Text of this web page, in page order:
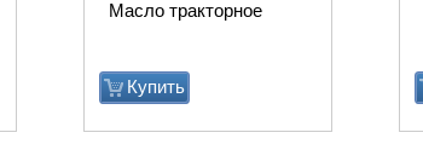
Масло тракторное
Купить